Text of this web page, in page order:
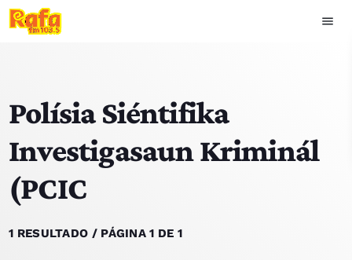
menu
play_arrow OUVIR RAFA
HOME
NOTÍCIAS
Polísia Siéntifika
Investigasaun Kriminál
(PCIC
1 RESULTADO / PÁGINA 1 DE 1